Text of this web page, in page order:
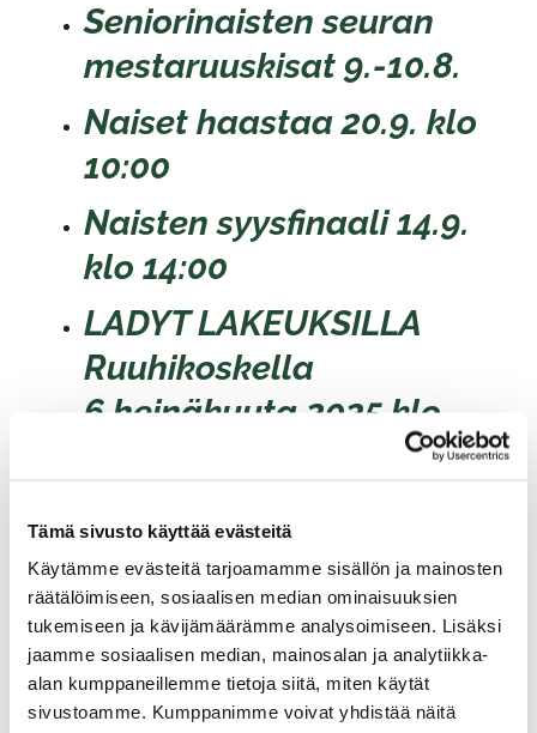
Tämä sivusto käyttää evästeitä
Käytämme evästeitä tarjoamamme sisällön ja mainosten
räätälöimiseen, sosiaalisen median ominaisuuksien
tukemiseen ja kävijämäärämme analysoimiseen. Lisäksi
jaamme sosiaalisen median, mainosalan ja analytiikka-
alan kumppaneillemme tietoja siitä, miten käytät
sivustoamme. Kumppanimme voivat yhdistää näitä
Seniorinaisten seuran
mestaruuskisat 9.-10.8.
Naiset haastaa 20.9. klo
10:00
Naisten syysfinaali 14.9.
klo 14:00
LADYT LAKEUKSILLA
Ruuhikoskella
6.heinäkuuta 2025 klo
tapahtumat:
Kuortane 18.5.2025,Lappajärvi
25.5.2025,Härmä 29.6.2025,
Kauhajoki 10.8.2025 jaVaasa
7.9.2025